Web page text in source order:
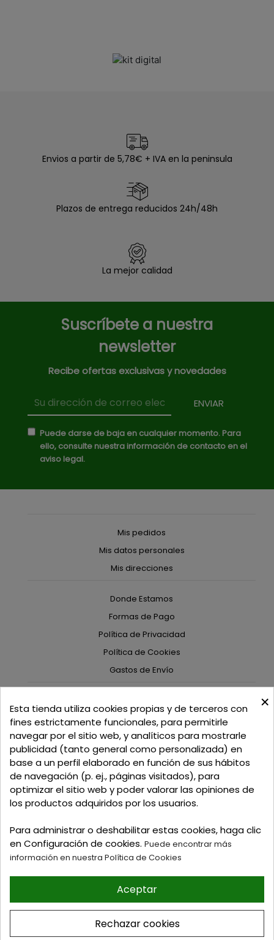
Envios a partir de 5,78€ + IVA en la peninsula
Plazos de entrega reducidos 24h/48h
La mejor calidad
Suscríbete a nuestra
newsletter
Recibe ofertas exclusivas y novedades
Puede darse de baja en cualquier momento. Para
ello, consulte nuestra información de contacto en el
aviso legal.
Mis pedidos
Mis datos personales
Mis direcciones
Donde Estamos
Formas de Pago
Política de Privacidad
Política de Cookies
Gastos de Envío
C/ Delgadillo Nº 7 - Local 1 - 45600
Talavera de la Reina - Toledo - (España)
Llamadnos:+34 925 82 02 19 o625 654 791
Email: curtidosytapicerias@gmail.com
Verano:
Mañanas: de 09:00h a 13:30h
Invierno:
Mañanas: de 09:30h a 13:30h
Tardes: de 16:30h a 20:00h
© 2026 Tienda online de
Curtidos y Tapicerias y
articulos para Zapateria y
×
Esta tienda utiliza cookies propias y de terceros con
fines estrictamente funcionales, para permitirle
navegar por el sitio web, y analíticos para mostrarle
publicidad (tanto general como personalizada) en
base a un perfil elaborado en función de sus hábitos
de navegación (p. ej., páginas visitados), para
optimizar el sitio web y poder valorar las opiniones de
los productos adquiridos por los usuarios.
Para administrar o deshabilitar estas cookies, haga clic
en Configuración de cookies. Puede encontrar más
información en nuestra Política de Cookies
Aceptar
Rechazar cookies